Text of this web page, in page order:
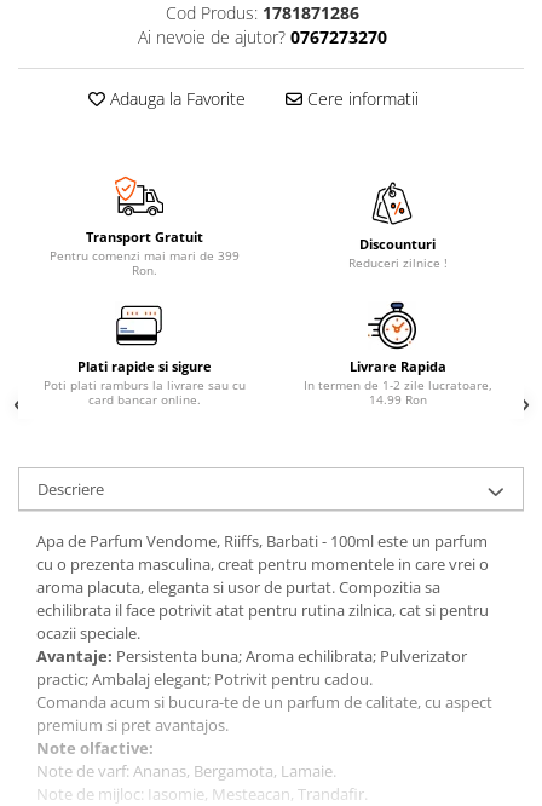
Cod Produs: 1781871286
Ai nevoie de ajutor? 0767273270
Adauga la Favorite Cere informatii
Transport Gratuit
Pentru comenzi mai mari de 399
Ron.
Discounturi
Reduceri zilnice !
Plati rapide si sigure
Poti plati ramburs la livrare sau cu
card bancar online.
Livrare Rapida
In termen de 1-2 zile lucratoare,
14.99 Ron
Descriere
Apa de Parfum Vendome, Riiffs, Barbati - 100ml este un parfum
cu o prezenta masculina, creat pentru momentele in care vrei o
aroma placuta, eleganta si usor de purtat. Compozitia sa
echilibrata il face potrivit atat pentru rutina zilnica, cat si pentru
ocazii speciale.
Avantaje: Persistenta buna; Aroma echilibrata; Pulverizator
practic; Ambalaj elegant; Potrivit pentru cadou.
Comanda acum si bucura-te de un parfum de calitate, cu aspect
premium si pret avantajos.
Note olfactive:
Note de varf: Ananas, Bergamota, Lamaie.
Note de mijloc: Iasomie, Mesteacan, Trandafir.